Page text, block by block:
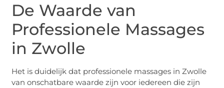
De Waarde van
Professionele Massages
in Zwolle
Het is duidelijk dat professionele massages in Zwolle
van onschatbare waarde zijn voor iedereen die zijn